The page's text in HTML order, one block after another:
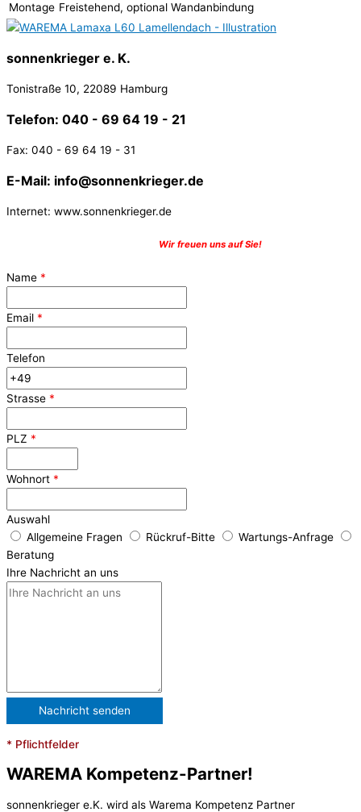
Montage Freistehend, optional Wandanbindung
sonnenkrieger e. K.
Tonistraße 10, 22089 Hamburg
Telefon: 040 - 69 64 19 - 21
Fax: 040 - 69 64 19 - 31
E-Mail: info@sonnenkrieger.de
Internet: www.sonnenkrieger.de
Wir freuen uns auf Sie!
Name *
Email *
Telefon
Strasse *
PLZ *
Wohnort *
Auswahl
Allgemeine Fragen
Rückruf-Bitte
Wartungs-Anfrage
Beratung
Ihre Nachricht an uns
* Pflichtfelder
WAREMA Kompetenz-Partner!
sonnenkrieger e.K. wird als Warema Kompetenz Partner